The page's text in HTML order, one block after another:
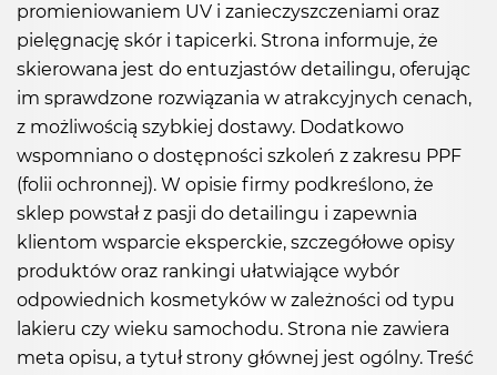
promieniowaniem UV i zanieczyszczeniami oraz
pielęgnację skór i tapicerki. Strona informuje, że
skierowana jest do entuzjastów detailingu, oferując
im sprawdzone rozwiązania w atrakcyjnych cenach,
z możliwością szybkiej dostawy. Dodatkowo
wspomniano o dostępności szkoleń z zakresu PPF
(folii ochronnej). W opisie firmy podkreślono, że
sklep powstał z pasji do detailingu i zapewnia
klientom wsparcie eksperckie, szczegółowe opisy
produktów oraz rankingi ułatwiające wybór
odpowiednich kosmetyków w zależności od typu
lakieru czy wieku samochodu. Strona nie zawiera
meta opisu, a tytuł strony głównej jest ogólny. Treść